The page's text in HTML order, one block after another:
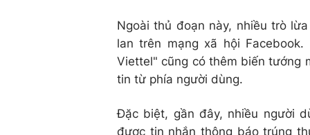
Ngoài thủ đoạn này, nhiều trò
lan trên mạng xã hội
Viettel" cũng có thêm biến tướng
tin từ phía người dùng.
Đặc biệt, gần đây, nhiều người
được tin nhắn thông báo trúng